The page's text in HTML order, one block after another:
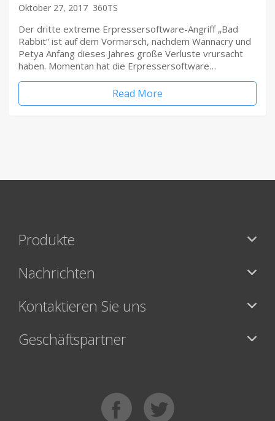
Oktober 27, 2017 360TS
Der dritte extreme Erpressersoftware-Angriff „Bad
Rabbit” ist auf dem Vormarsch, nachdem Wannacry und
Petya Anfang dieses Jahres große Verluste vrursacht
haben. Momentan hat die Erpressersoftware…
Read More
Produkte
Nachrichten
Kontaktieren Sie uns
Geschäftspartner